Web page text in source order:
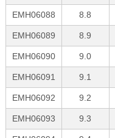
EMH06088 8.8
EMH06089 8.9
EMH06090 9.0
EMH06091 9.1
EMH06092 9.2
EMH06093 9.3